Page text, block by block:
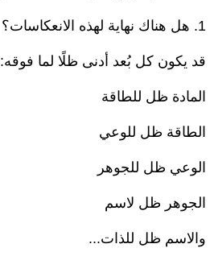
1. هل هناك نهاية لهذه الانعكاسات؟
قد يكون كل بُعد أدنى ظلًا لما فوقه:
المادة ظل للطاقة
الطاقة ظل للوعي
الوعي ظل للجوهر
الجوهر ظل لاسم
والاسم ظل للذات...